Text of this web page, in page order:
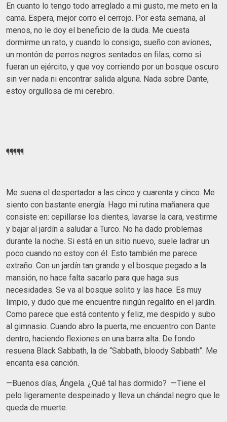
En cuanto lo tengo todo arreglado a mi gusto, me meto en la
cama. Espera, mejor corro el cerrojo. Por esta semana, al
menos, no le doy el beneficio de la duda. Me cuesta
dormirme un rato, y cuando lo consigo, sueño con aviones,
un montón de perros negros sentados en filas, como si
fueran un ejército, y que voy corriendo por un bosque oscuro
sin ver nada ni encontrar salida alguna. Nada sobre Dante,
estoy orgullosa de mi cerebro.
¶¶¶¶¶
Me suena el despertador a las cinco y cuarenta y cinco. Me
siento con bastante energía. Hago mi rutina mañanera que
consiste en: cepillarse los dientes, lavarse la cara, vestirme
y bajar al jardín a saludar a Turco. No ha dado problemas
durante la noche. Si está en un sitio nuevo, suele ladrar un
poco cuando no estoy con él. Esto también me parece
extraño. Con un jardín tan grande y el bosque pegado a la
mansión, no hace falta sacarlo para que haga sus
necesidades. Se va al bosque solito y las hace. Es muy
limpio, y dudo que me encuentre ningún regalito en el jardín.
Como parece que está contento y feliz, me despido y subo
al gimnasio. Cuando abro la puerta, me encuentro con Dante
dentro, haciendo flexiones en una barra alta. De fondo
resuena Black Sabbath, la de “Sabbath, bloody Sabbath”. Me
encanta esa canción.
—Buenos días, Ángela. ¿Qué tal has dormido? —Tiene el
pelo ligeramente despeinado y lleva un chándal negro que le
queda de muerte.